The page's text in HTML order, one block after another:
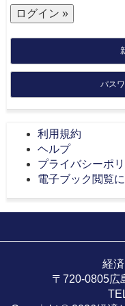
パス
利用規約
ヘルプ
プライバシーポ
電子ブック閲覧
経
〒720-0805広